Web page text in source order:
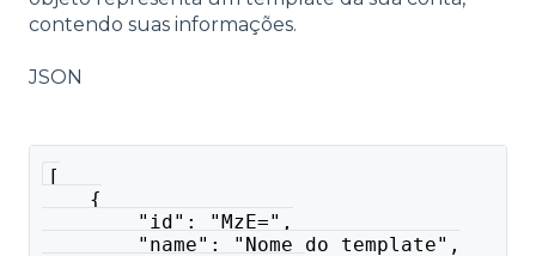
contendo suas informações.
JSON
[
    {
        "id": "MzE=",
        "name": "Nome do template",